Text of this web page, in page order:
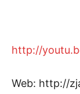
http://
Web: http://